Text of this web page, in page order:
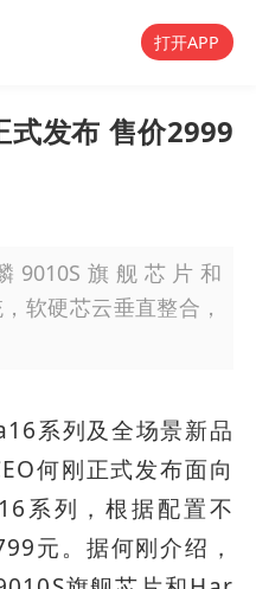
打开APP
发布 售价2999
9010S旗舰芯片和
软硬芯云垂直整合，
系列及全场景新品
何刚正式发布面向
系列，根据配置不
元。据何刚介绍，